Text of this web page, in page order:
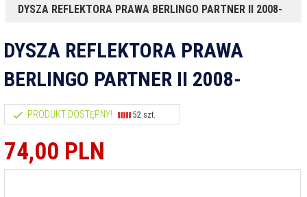
DYSZA REFLEKTORA PRAWA BERLINGO PARTNER II 2008-
DYSZA REFLEKTORA PRAWA
BERLINGO PARTNER II 2008-
PRODUKT DOSTĘPNY! 52 szt.
74,00 PLN